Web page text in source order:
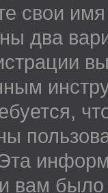
свои
два
вам